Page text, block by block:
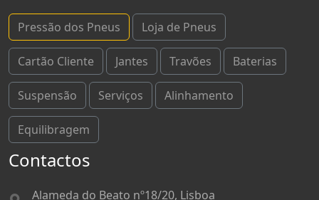
Pressão dos Pneus Loja de Pneus
Cartão Cliente Jantes Travões Baterias
Suspensão Serviços Alinhamento
Equilibragem
Contactos
Alameda do Beato nº18/20, Lisboa